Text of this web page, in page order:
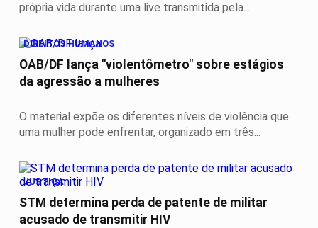
própria vida durante uma live transmitida pela...
DIREITOS HUMANOS
OAB/DF lança "violentômetro" sobre estágios
da agressão a mulheres
O material expõe os diferentes níveis de violência que
uma mulher pode enfrentar, organizado em três...
JUSTIÇA
STM determina perda de patente de militar
acusado de transmitir HIV